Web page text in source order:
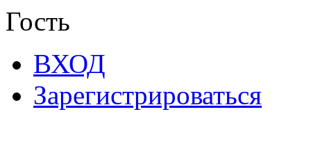
Гость
ВХОД
Зарегистрироваться